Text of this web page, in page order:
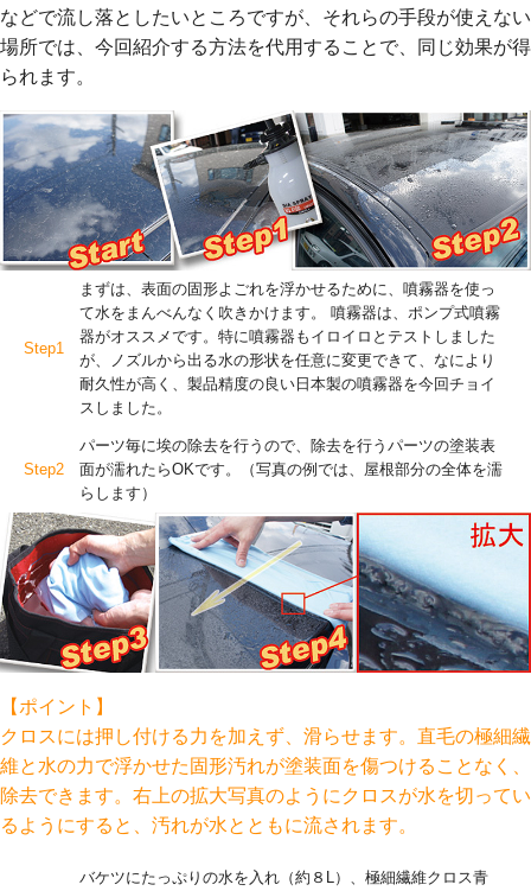
などで流し落としたいところですが、それらの手段が使えない
場所では、今回紹介する方法を代用することで、同じ効果が得
られます。
Step1
まずは、表面の固形よごれを浮かせるために、噴霧器を使っ
て水をまんべんなく吹きかけます。 噴霧器は、ポンプ式噴霧
器がオススメです。特に噴霧器もイロイロとテストしました
が、ノズルから出る水の形状を任意に変更できて、なにより
耐久性が高く、製品精度の良い日本製の噴霧器を今回チョイ
スしました。
Step2
パーツ毎に埃の除去を行うので、除去を行うパーツの塗装表
面が濡れたらOKです。（写真の例では、屋根部分の全体を濡
らします）
【ポイント】
クロスには押し付ける力を加えず、滑らせます。直毛の極細繊
維と水の力で浮かせた固形汚れが塗装面を傷つけることなく、
除去できます。右上の拡大写真のようにクロスが水を切ってい
るようにすると、汚れが水とともに流されます。
バケツにたっぷりの水を入れ（約８L）、極細繊維クロス青